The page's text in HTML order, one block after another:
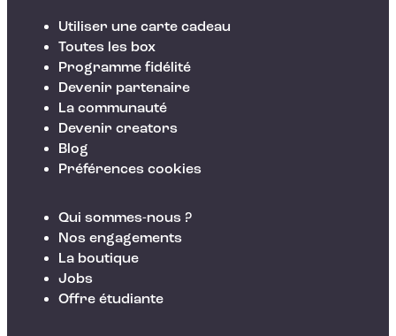
Utiliser une carte cadeau
Toutes les box
Programme fidélité
Devenir partenaire
La communauté
Devenir creators
Blog
Préférences cookies
Qui sommes-nous ?
Nos engagements
La boutique
Jobs
Offre étudiante